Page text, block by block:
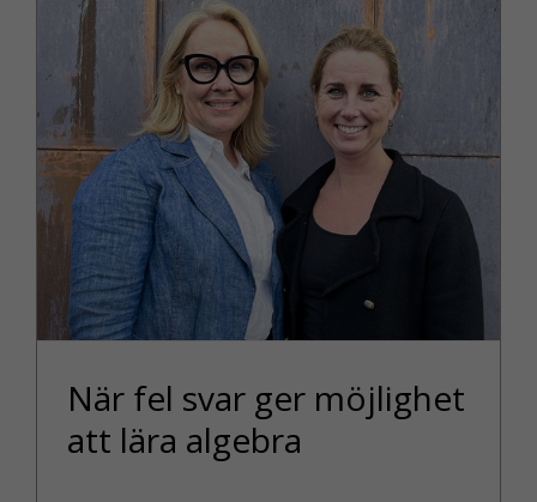
När fel svar ger möjlighet
att lära algebra